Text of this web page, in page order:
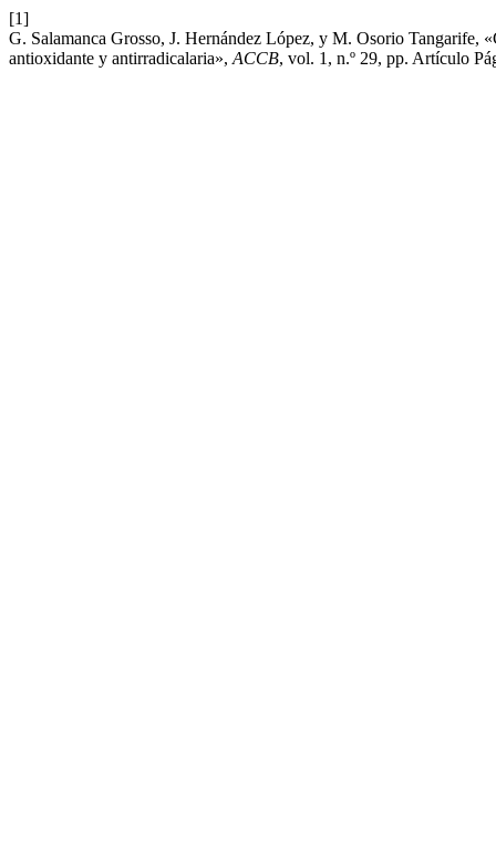
[1]
G. Salamanca Grosso, J. Hernández López, y M. Osorio Tangarife,
antioxidante y antirradicalaria», ACCB, vol. 1, n.º 29, pp. Artículo